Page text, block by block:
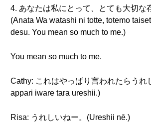
4. あなたは私にとって、とても大切
(Anata Wa watashi ni totte, totemo
desu. You mean so much to me.)
You mean so much to me.
Cathy: これはやっぱり言われたらうれ
appari iware tara ureshii.)
Risa: うれしいねー。(Ureshii nē.)